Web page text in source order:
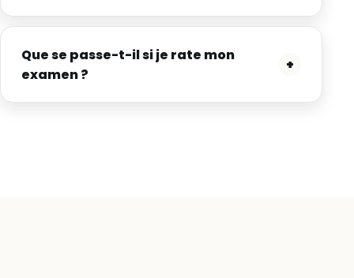
Que se passe-t-il si je rate mon
examen ?
+